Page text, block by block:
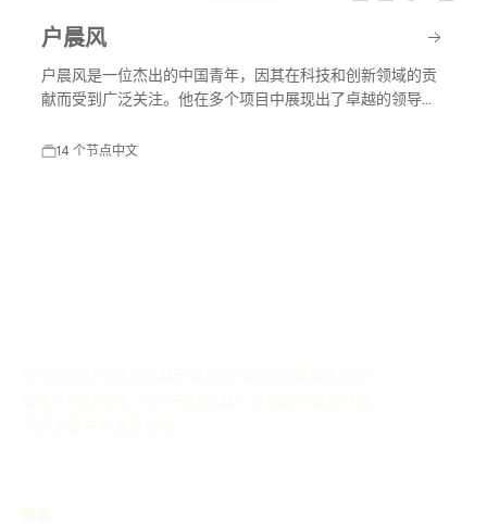
户晨风
户晨风是一位杰出的中国青年，因其在科技和创新领域的贡
献而受到广泛关注。他在多个项目中展现出了卓越的领导能
14 个节点中文